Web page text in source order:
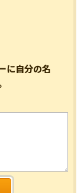
に自分の名